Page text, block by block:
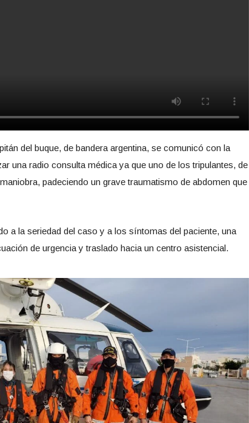
del buque, de bandera argentina, se comunicó con la
una radio consulta médica ya que uno de los tripulantes, de
padeciendo un grave traumatismo de abdomen que
a la seriedad del caso y a los síntomas del paciente, una
de urgencia y traslado hacia un centro asistencial.